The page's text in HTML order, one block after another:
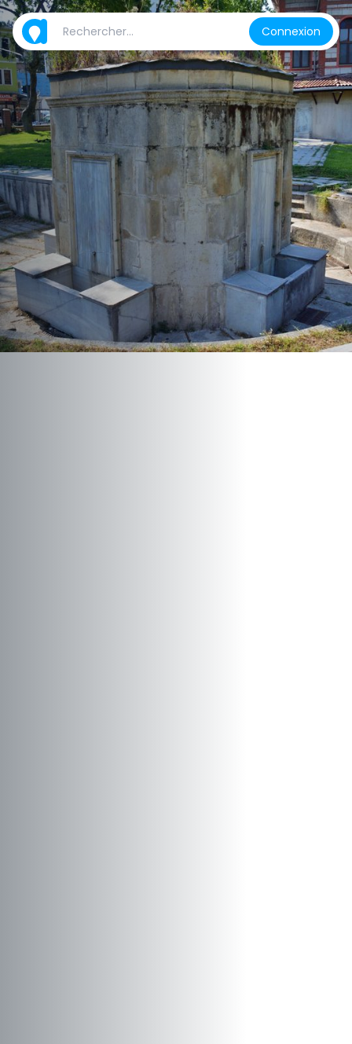
Connexion